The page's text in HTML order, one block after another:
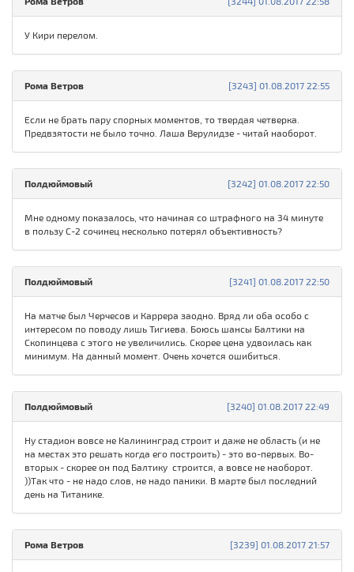
У Кири перелом.
[3243] 01.08.2017 22:55
Рома Ветров
Если не брать пару спорных моментов, то твердая четверка.
Предвзятости не было точно. Лаша Верулидзе - читай наоборот.
[3242] 01.08.2017 22:50
Полдюймовый
Мне одному показалось, что начиная со штрафного на 34 минуте
в пользу С-2 сочинец несколько потерял объективность?
[3241] 01.08.2017 22:50
Полдюймовый
На матче был Черчесов и Каррера заодно. Вряд ли оба особо с
интересом по поводу лишь Тигиева. Боюсь шансы Балтики на
Скопинцева с этого не увеличились. Скорее цена удвоилась как
минимум. На данный момент. Очень хочется ошибиться.
[3240] 01.08.2017 22:49
Полдюймовый
Ну стадион вовсе не Калининград строит и даже не область (и не
на местах это решать когда его построить) - это во-первых. Во-
вторых - скорее он под Балтику строится, а вовсе не наоборот.
))Так что - не надо слов, не надо паники. В марте был последний
день на Титанике.
[3239] 01.08.2017 21:57
Рома Ветров